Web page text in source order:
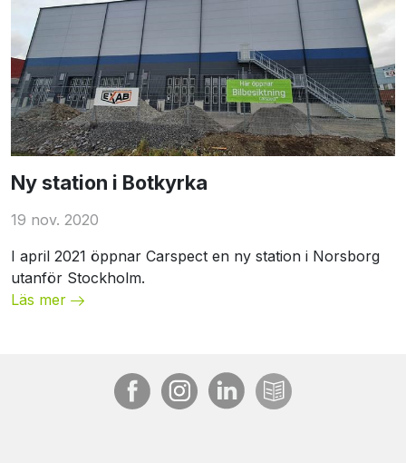
Ny station i Botkyrka
19 nov. 2020
I april 2021 öppnar Carspect en ny station i Norsborg
utanför Stockholm.
Läs mer